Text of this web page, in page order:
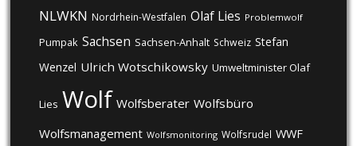
NLWKN Nordrhein-Westfalen Olaf Lies Problemwolf
Pumpak Sachsen Sachsen-Anhalt Schweiz Stefan
Wenzel Ulrich Wotschikowsky Umweltminister Olaf
Lies Wolf Wolfsberater Wolfsbüro
Wolfsmanagement Wolfsmonitoring Wolfsrudel WWF